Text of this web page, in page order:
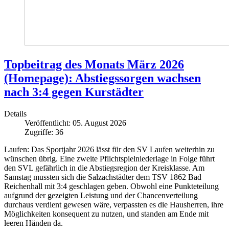
Topbeitrag des Monats März 2026
(Homepage): Abstiegssorgen wachsen
nach 3:4 gegen Kurstädter
Details
Veröffentlicht: 05. August 2026
Zugriffe: 36
Laufen: Das Sportjahr 2026 lässt für den SV Laufen weiterhin zu
wünschen übrig. Eine zweite Pflichtspielniederlage in Folge führt
den SVL gefährlich in die Abstiegsregion der Kreisklasse. Am
Samstag mussten sich die Salzachstädter dem TSV 1862 Bad
Reichenhall mit 3:4 geschlagen geben. Obwohl eine Punkteteilung
aufgrund der gezeigten Leistung und der Chancenverteilung
durchaus verdient gewesen wäre, verpassten es die Hausherren, ihre
Möglichkeiten konsequent zu nutzen, und standen am Ende mit
leeren Händen da.